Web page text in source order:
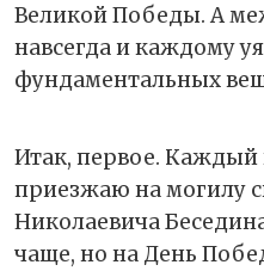
Великой Победы. А
навсегда и каждому
фундаментальных
Итак, первое. Каждый
приезжаю на могилу
Николаевича
чаще, но на День